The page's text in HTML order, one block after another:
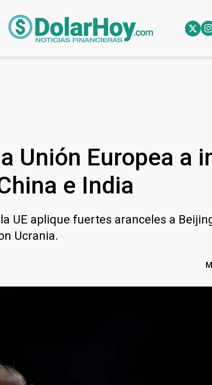
Unión Europea a
e India
UE aplique fuertes aranceles a
Ucrania.